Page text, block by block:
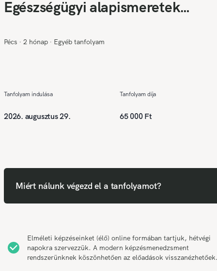
Egészségügyi alapismeretek
Pécs ∙ 2 hónap ∙ Egyéb tanfolyam
Tanfolyam indulása
2026. augusztus 29.
Tanfolyam díja
65 000 Ft
Miért nálunk végezd el a tanfolyamot?
Elméleti képzéseinket (élő) online formában tartjuk, hétvégi
napokra szervezzük. A modern képzésmenedzsment
rendszerünknek köszönhetően az előadások